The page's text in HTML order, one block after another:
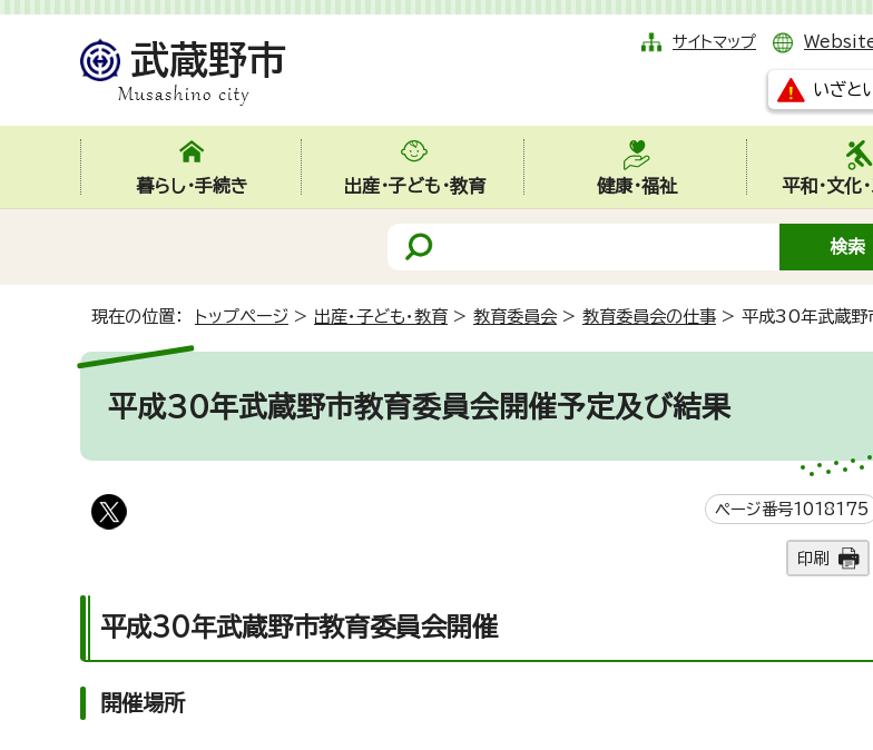
サイトマップ
いざと
暮らし・手続き 出産・子ども・教育 健康・福祉 平和・文化
現在の位置： トップページ > 出産・子ども・教育 > 教育委員会 > 教育委員会の仕事 > 平成30年武蔵野
平成30年武蔵野市教育委員会開催予定及び結果
ページ番号1018175
印刷
平成30年武蔵野市教育委員会開催
開催場所